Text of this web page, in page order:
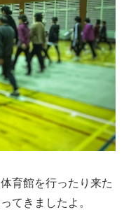
育館を行ったり来た
てきましたよ。